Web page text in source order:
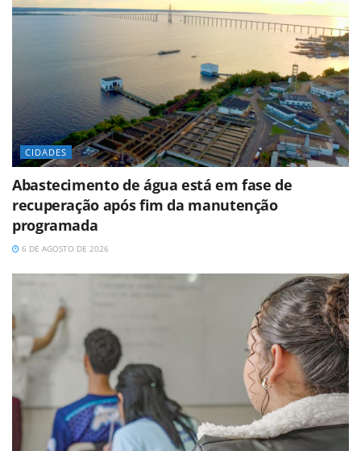
CIDADES
Abastecimento de água está em fase de
recuperação após fim da manutenção
programada
6 DE AGOSTO DE 2026